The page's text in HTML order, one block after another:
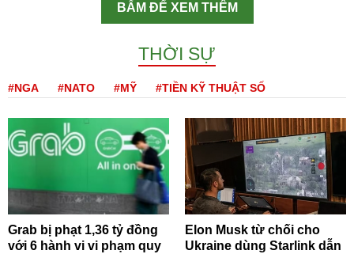
BẤM ĐỂ XEM THÊM
THỜI SỰ
#NGA #NATO #MỸ #TIỀN KỸ THUẬT SỐ
Grab bị phạt 1,36 tỷ đồng
với 6 hành vi vi phạm quy
Elon Musk từ chối cho
Ukraine dùng Starlink dẫn